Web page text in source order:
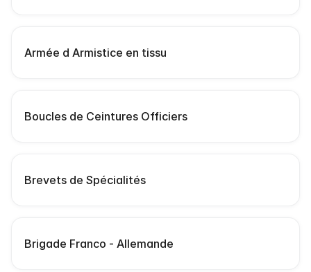
Armée d Armistice en tissu
Boucles de Ceintures Officiers
Brevets de Spécialités
Brigade Franco - Allemande